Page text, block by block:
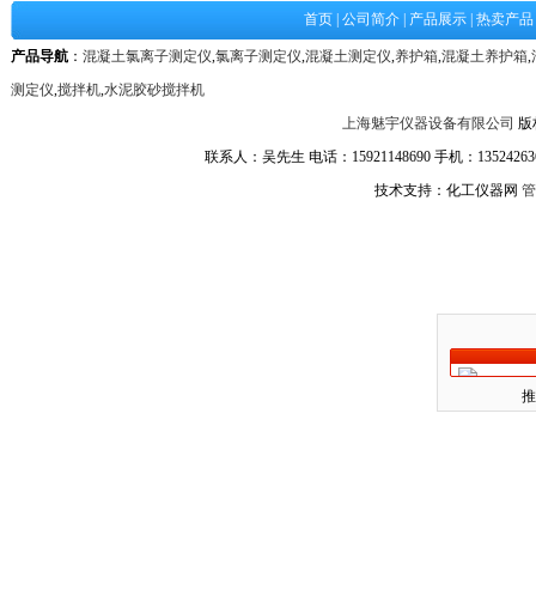
首页 公司简介 产品展示 热卖产品
产品导航 ： 混凝土氯离子测定仪,氯离子测定仪,混凝土测定仪,养护箱,混凝土养护箱,
测定仪,搅拌机,水泥胶砂搅拌机
上海魅宇仪器设备有限公司 版
联系人：吴先生 电话：15921148690 手机：
技术支持：化工仪器网